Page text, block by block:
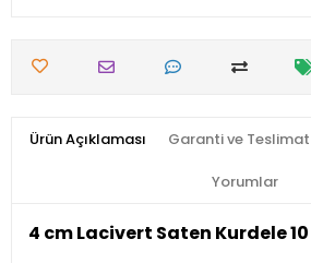
Ürün Açıklaması Garanti ve Teslimat
Yorumlar
4 cm Lacivert Saten Kurdele